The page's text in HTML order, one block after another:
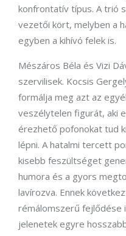
konfrontatív típus. A trió
vezetői kört, melyben a
egyben a kihívó felek is.
Mészáros Béla és Vizi
szervilisek. Kocsis
formálja meg azt az
veszélytelen figurát, aki
érezhető pofonokat tud
lépni. A hatalmi tercett
kisebb feszültséget
humora és a gyors
lavírozva. Ennek
rémálomszerű fejlődése
jelenetek egyre